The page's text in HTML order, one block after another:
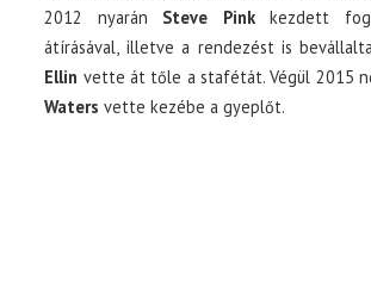
2012 nyarán Steve Pinkkezdett
átírásával, illetve a rendezést is
Ellin vette át tőle a stafétát. Végül 2015
Waters vette kezébe a gyeplőt.